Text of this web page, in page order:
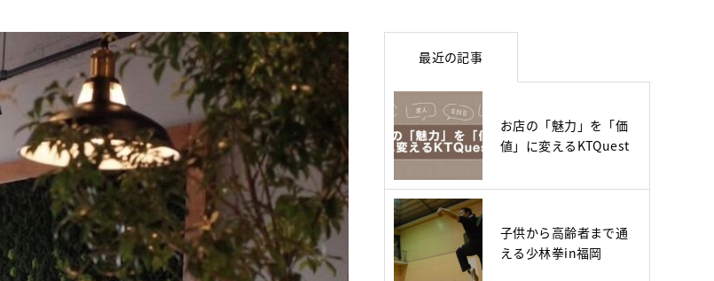
最近の記事
お店の「魅力」を「価
値」に変えるKTQuest
子供から高齢者まで通
える少林拳in福岡